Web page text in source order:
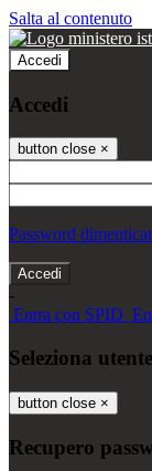
Salta al contenuto
Accedi
Accedi
button close ×
Password
-
Entra con SPID
Seleziona utente
button close ×
Recupero